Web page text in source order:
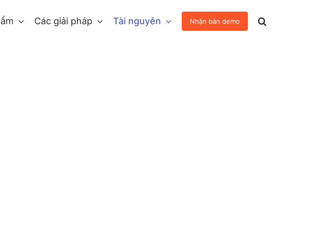
Các giải pháp Tài nguyên Nhận bản demo